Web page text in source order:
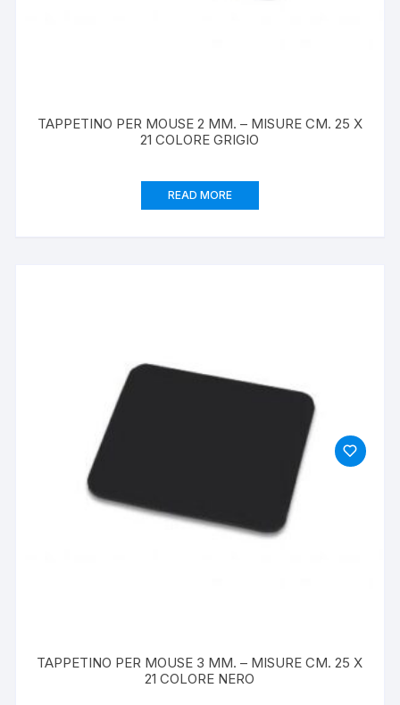
TAPPETINO PER MOUSE 2 MM. – MISURE CM. 25 X
21 COLORE GRIGIO
READ MORE
TAPPETINO PER MOUSE 3 MM. – MISURE CM. 25 X
21 COLORE NERO